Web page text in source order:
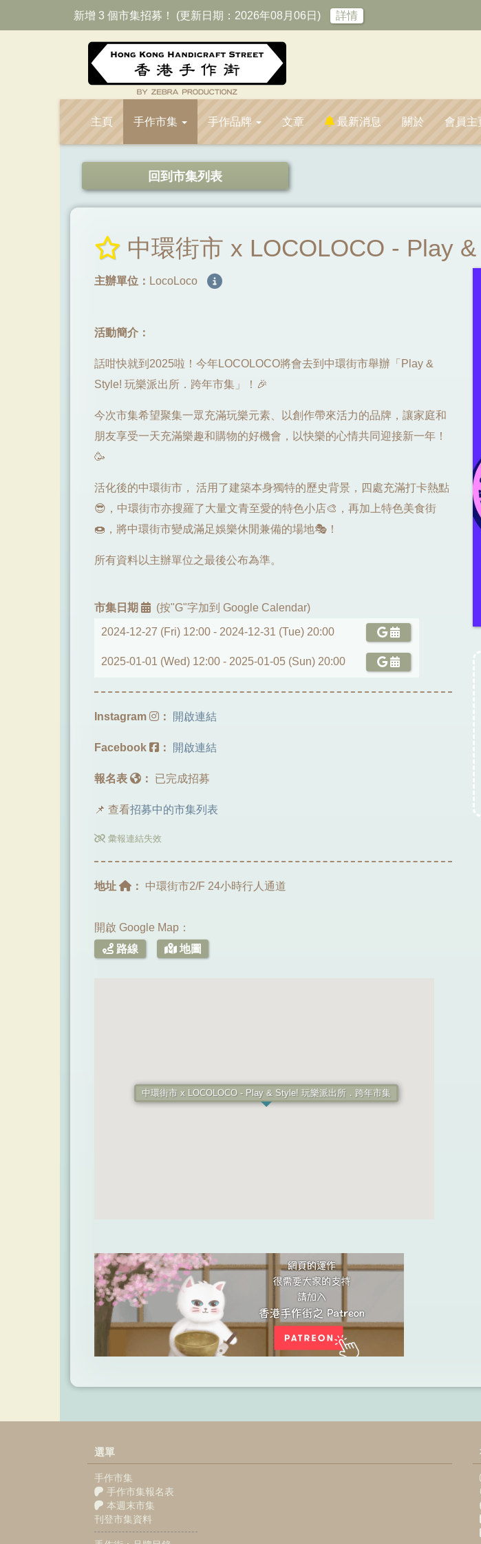
新增 3 個市集招募！ (更新日期：2026年08月06日) 詳情
主頁 手作市集 手作品牌 文章 最新消息 關於 會員主
回到市集列表
中環街市 x LOCOLOCO - Play
主辦單位： LocoLoco
活動簡介：
話咁快就到2025啦！今年LOCOLOCO將會去到中環街市舉辦「Play &
Style! 玩樂派出所．跨年市集」！🎉
今次市集希望聚集一眾充滿玩樂元素、以創作帶來活力的品牌，讓家庭和
朋友享受一天充滿樂趣和購物的好機會，以快樂的心情共同迎接新一年！
🥳
活化後的中環街市， 活用了建築本身獨特的歷史背景，四處充滿打卡熱點
😎，中環街市亦搜羅了大量文青至愛的特色小店🎨，再加上特色美食街
🍩，將中環街市變成滿足娛樂休閒兼備的場地🎭！
所有資料以主辦單位之最後公布為準。
市集日期 (按"G"字加到 Google Calendar)
2024-12-27 (Fri) 12:00 - 2024-12-31 (Tue) 20:00
2025-01-01 (Wed) 12:00 - 2025-01-05 (Sun) 20:00
Instagram ： 開啟連結
Facebook ： 開啟連結
報名表 ： 已完成招募
📌 查看招募中的市集列表
彙報連結失效
地址 ： 中環街市2/F 24小時行人通道
開啟 Google Map：
路線
地圖
中環街市 x LOCOLOCO - Play & Style! 玩樂派出所．跨年市集
選單
手作市集
手作市集報名表
本週末市集
刊登市集資料